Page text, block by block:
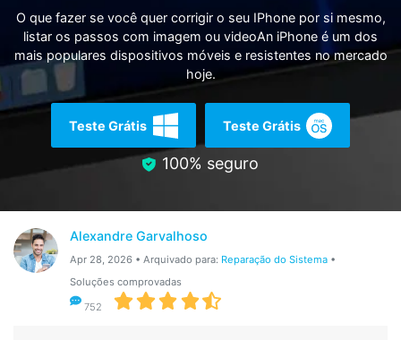
Loja
Para Celular
Ver Todos Os Aplicativos
Ações rápidas
Centro de Ajuda
Recursos
Transferir Dados
Reparar Celular
Proteção do celular
Encontre Mais Soluções
Entrar
O que fazer se você quer corrigir o seu IPhone por si mesmo,
listar os passos com imagem ou videoAn iPhone é um dos
mais populares dispositivos móveis e resistentes no mercado
hoje.
Teste Grátis Teste Grátis
100% seguro
Alexandre Garvalhoso
Apr 28, 2026 • Arquivado para: Reparação do Sistema•
Soluções comprovadas
752